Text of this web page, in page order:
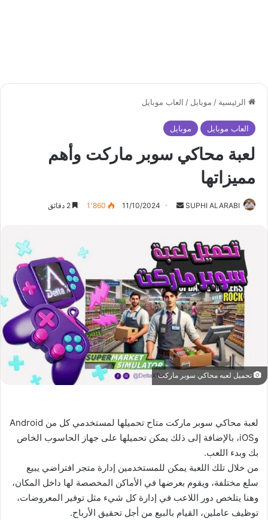
الرئيسية / موبايل / العاب موبايل
العاب موبايل موبايل
لعبة محاكي سوبر ماركت وأهم
مميزاتها
SUPHI ALARABI
أرسل 11/10/2024 1٬860
تحميل لعبه محاكي سوبر ماركت
لعبة محاكي سوبر ماركت متاح تحميلها لمستخدمي كل من Android
وiOS، بالإضافة إلى ذلك يمكن تحميلها على جهاز الحاسوب الخاص
بك وبدء اللعب.
من خلال تلك اللعبة يمكن للمستخدمين إدارة متجر افتراضي يبيع
سلع مختلفة، ويقوم بعرضها في الأماكن المخصصة لها داخل المكان،
وهنا يتلخص دور اللاعب في إدارة كل شيء مثل توفير المعروضات،
توظيف عاملين، القيام بالبيع من أجل تحقيق الأرباح.